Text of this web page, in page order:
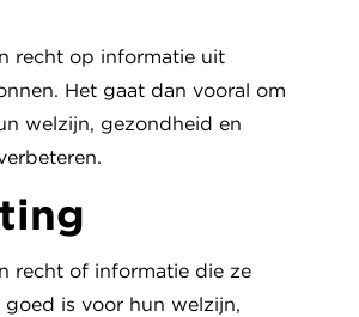
recht op informatie uit
Het gaat dan vooral om
welzijn, gezondheid en
recht of informatie die ze
is voor hun welzijn,